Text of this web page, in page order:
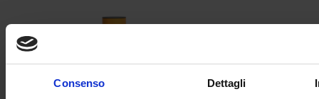
Consenso Dettagli